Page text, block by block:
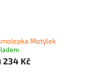
Motýlek
234 Kč